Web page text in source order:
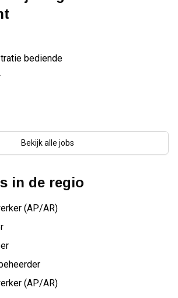
bediende
Bekijk alle jobs
in de regio
(AP/AR)
(AP/AR)